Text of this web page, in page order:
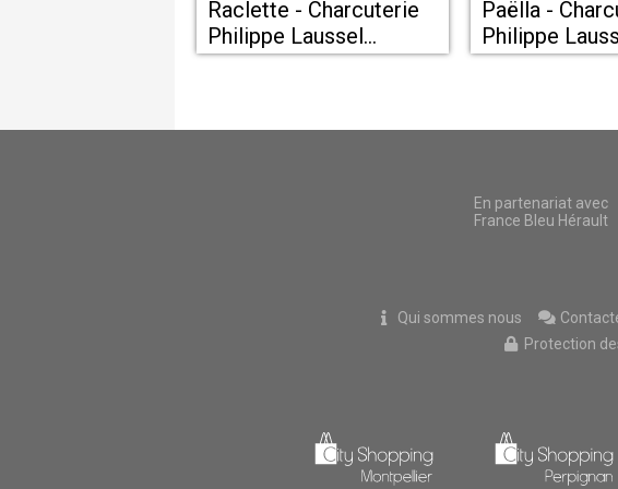
Raclette - Charcuterie
Philippe Laussel
Clermont l'Hérault
Paëlla -
Philippe
Clermont
En partenariat avec
France Bleu Hérault
Qui sommes nous
Protection